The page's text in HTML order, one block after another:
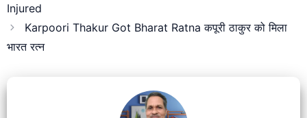
Injured
Karpoori Thakur Got Bharat Ratna कपूरी ठाकुर को मिला
भारत रत्न